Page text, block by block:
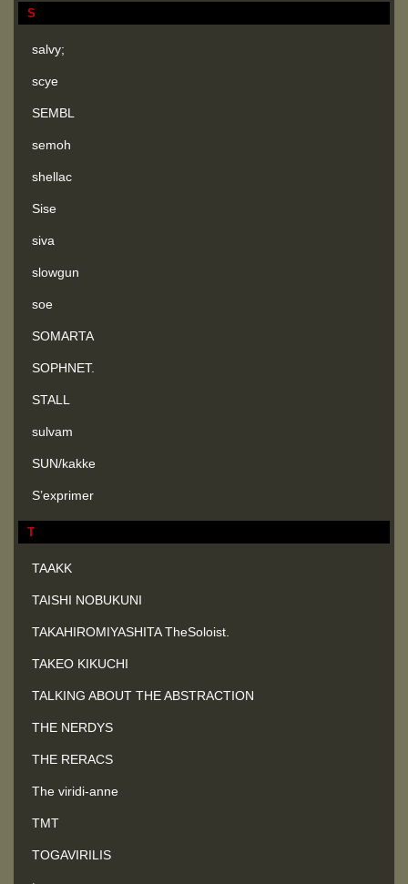
S
salvy;
scye
SEMBL
semoh
shellac
Sise
siva
slowgun
soe
SOMARTA
SOPHNET.
STALL
sulvam
SUN/kakke
S’exprimer
T
TAAKK
TAISHI NOBUKUNI
TAKAHIROMIYASHITA TheSoloist.
TAKEO KIKUCHI
TALKING ABOUT THE ABSTRACTION
THE NERDYS
THE RERACS
The viridi-anne
TMT
TOGAVIRILIS